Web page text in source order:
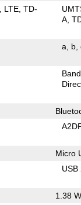
LTE TD-
A
a b
Micro
USB
1.38